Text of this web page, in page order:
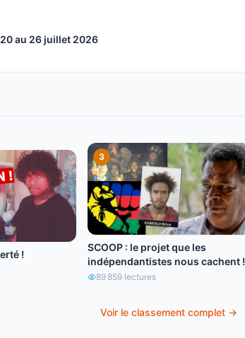
au 26 juillet 2026
!
3
SCOOP : le projet que les
indépendantistes nous cachent !
89 859lectures
Voir le classement complet →